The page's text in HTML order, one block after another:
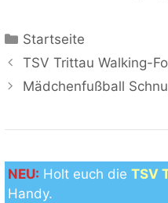
Kategorien
Startseite
TSV Trittau Walking-
Mädchenfußball
NEU: Holt euch die TSV
Handy.